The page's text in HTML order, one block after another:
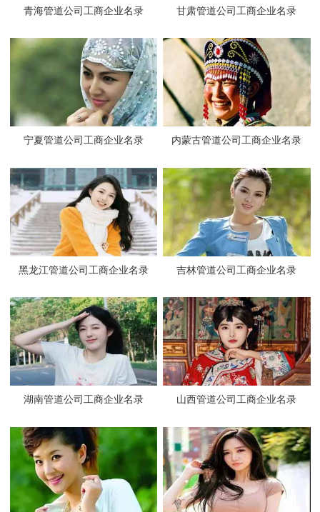
青海管道公司工商企业名录 甘肃管道公司工商企业名录
宁夏管道公司工商企业名录 内蒙古管道公司工商企业名录
黑龙江管道公司工商企业名录 吉林管道公司工商企业名录
湖南管道公司工商企业名录 山西管道公司工商企业名录